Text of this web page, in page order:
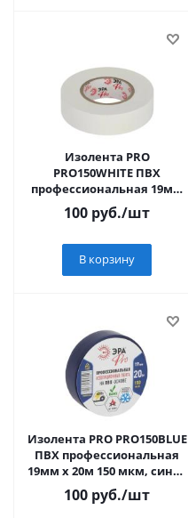
Изолента PRO
PRO150WHITE ПВХ
профессиональная 19мм
х 20м 150 мкм, белая ЭРА
100 руб./шт
В корзину
Изолента PRO PRO150BLUE
ПВХ профессиональная
19мм х 20м 150 мкм, синяя
ЭРА
100 руб./шт